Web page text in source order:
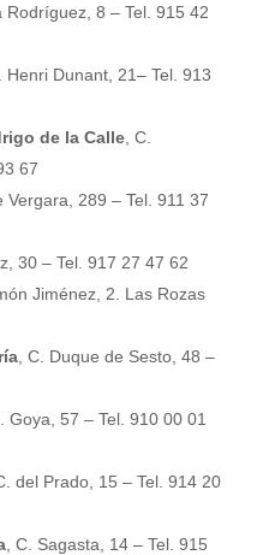
Rodríguez, 8 – Tel. 915 42
Henri Dunant, 21– Tel. 913
de la Calle, C.
67
Vergara, 289 – Tel. 911 37
30 – Tel. 917 27 47 62
Jiménez, 2. Las Rozas
, C. Duque de Sesto, 48 –
Goya, 57 – Tel. 910 00 01
del Prado, 15 – Tel. 914 20
, C. Sagasta, 14 – Tel. 915